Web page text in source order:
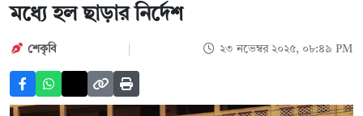
মধ্যে হল ছাড়ার নির্দেশ
শেকৃবি ২৩ নভেম্বর ২০২৫, ০৮:৪৯ PM